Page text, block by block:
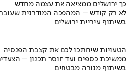
כך ירושלים ממציאה את עצמה מחדש
לא רק קודש – המהפכה המודרנית
בשיתוף עיריית ירושלים
הטעויות שיחתכו לכם את קצבת הפנסיה
ממשיכת כספים ועד חוסר תכנון –
בשיתוף מנורה מבטחים